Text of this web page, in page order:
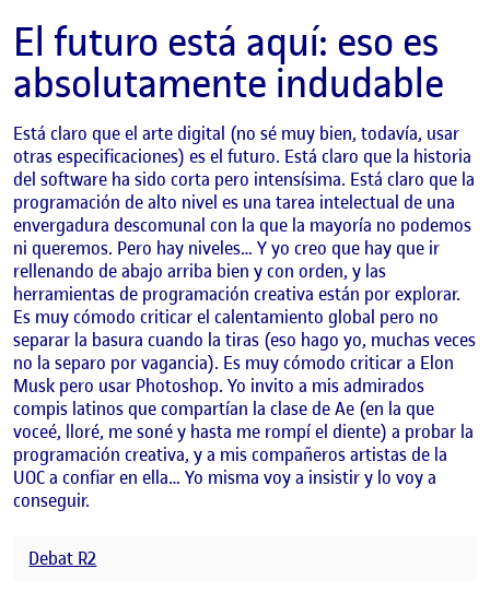
El futuro está aquí: eso es
absolutamente indudable
Está claro que el arte digital (no sé muy bien, todavía, usar
otras especificaciones) es el futuro. Está claro que la historia
del software ha sido corta pero intensísima. Está claro que la
programación de alto nivel es una tarea intelectual de una
envergadura descomunal con la que la mayoría no podemos
ni queremos. Pero hay niveles… Y yo creo que hay que ir
rellenando de abajo arriba bien y con orden, y las
herramientas de programación creativa están por explorar.
Es muy cómodo criticar el calentamiento global pero no
separar la basura cuando la tiras (eso hago yo, muchas veces
no la separo por vagancia). Es muy cómodo criticar a Elon
Musk pero usar Photoshop. Yo invito a mis admirados
compis latinos que compartían la clase de Ae (en la que
voceé, lloré, me soné y hasta me rompí el diente) a probar la
programación creativa, y a mis compañeros artistas de la
UOC a confiar en ella… Yo misma voy a insistir y lo voy a
conseguir.
Debat R2